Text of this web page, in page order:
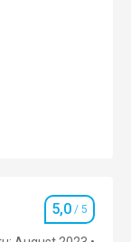
klasická aHodnotenie
5,0 / 5